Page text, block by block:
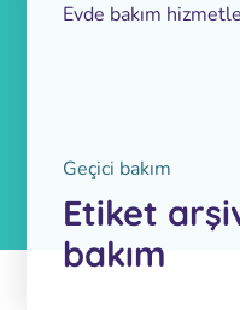
Evde bakım
Geçici bakım
Etiket
bakım